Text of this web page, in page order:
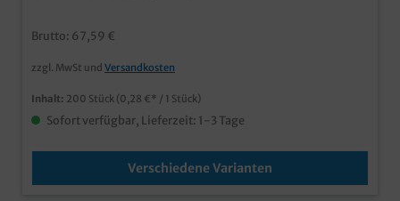
durch PE Innenbeschichtungmikrowellengeeignetideal
individuell bedruckbar
Brutto: 67,59 €
zzgl. MwSt und Versandkosten
Inhalt: 200 Stück (0,28 €* / 1 Stück)
Sofort verfügbar, Lieferzeit: 1-3 Tage
Verschiedene Varianten